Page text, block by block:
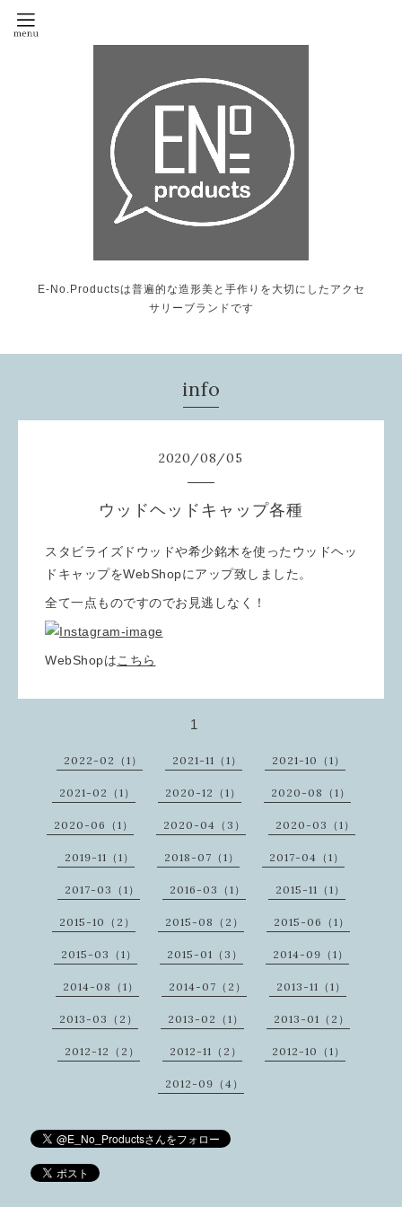
E-No.Productsは普遍的な造形美と手作りを大切にしたアクセ
サリーブランドです
info
2020/08/05
ウッドヘッドキャップ各種
スタビライズドウッドや希少銘木を使ったウッドヘッ
ドキャップをWebShopにアップ致しました。
全て一点ものですのでお見逃しなく！
WebShopはこちら
1
2022-02（1） 2021-11（1） 2021-10（1）
2021-02（1） 2020-12（1） 2020-08（1）
2020-06（1） 2020-04（3） 2020-03（1）
2019-11（1） 2018-07（1） 2017-04（1）
2017-03（1） 2016-03（1） 2015-11（1）
2015-10（2） 2015-08（2） 2015-06（1）
2015-03（1） 2015-01（3） 2014-09（1）
2014-08（1） 2014-07（2） 2013-11（1）
2013-03（2） 2013-02（1） 2013-01（2）
2012-12（2） 2012-11（2） 2012-10（1）
2012-09（4）